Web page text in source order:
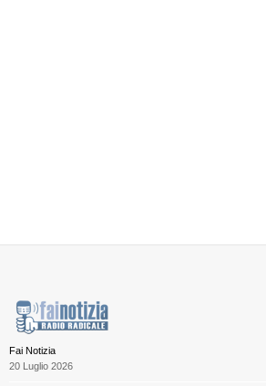
Fai Notizia
20 Luglio 2026